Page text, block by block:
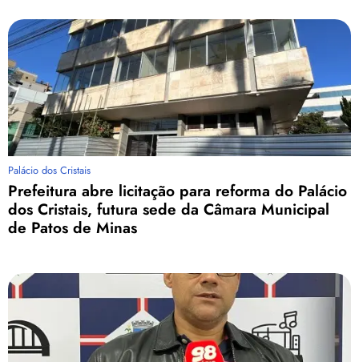
Palácio dos Cristais
Prefeitura abre licitação para reforma do Palácio
dos Cristais, futura sede da Câmara Municipal
de Patos de Minas